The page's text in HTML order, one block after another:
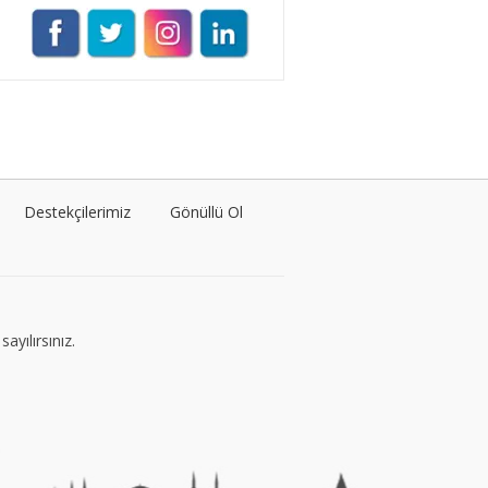
VEGG İstanbul
Naz Kural
Destekçilerimiz
Gönüllü Ol